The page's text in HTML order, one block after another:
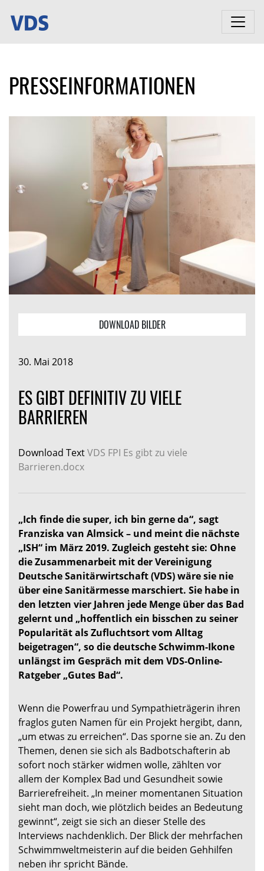
PRESSEINFORMATIONEN
DOWNLOAD BILDER
30. Mai 2018
ES GIBT DEFINITIV ZU VIELE
BARRIEREN
Download TextVDS FPI Es gibt zu viele
Barrieren.docx
„Ich finde die super, ich bin gerne da“, sagt
Franziska van Almsick – und meint die nächste
„ISH“ im März 2019. Zugleich gesteht sie: Ohne
die Zusammenarbeit mit der Vereinigung
Deutsche Sanitärwirtschaft (VDS) wäre sie nie
über eine Sanitärmesse marschiert. Sie habe in
den letzten vier Jahren jede Menge über das Bad
gelernt und „hoffentlich ein bisschen zu seiner
Popularität als Zufluchtsort vom Alltag
beigetragen“, so die deutsche Schwimm-Ikone
unlängst im Gespräch mit dem VDS-Online-
Ratgeber „Gutes Bad“.
Wenn die Powerfrau und Sympathieträgerin ihren
fraglos guten Namen für ein Projekt hergibt, dann,
„um etwas zu erreichen“. Das sporne sie an. Zu den
Themen, denen sie sich als Badbotschafterin ab
sofort noch stärker widmen wolle, zählten vor
allem der Komplex Bad und Gesundheit sowie
Barrierefreiheit. „In meiner momentanen Situation
sieht man doch, wie plötzlich beides an Bedeutung
gewinnt“, zeigt sie sich an dieser Stelle des
Interviews nachdenklich. Der Blick der mehrfachen
Schwimmweltmeisterin auf die beiden Gehhilfen
neben ihr spricht Bände.